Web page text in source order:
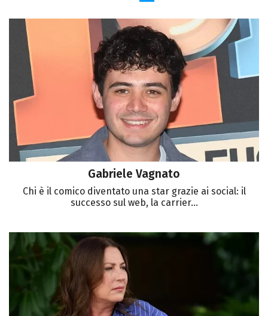
Gabriele Vagnato
Chi è il comico diventato una star grazie ai social: il
successo sul web, la carrier...